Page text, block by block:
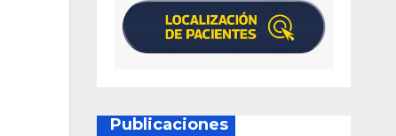
Publicaciones